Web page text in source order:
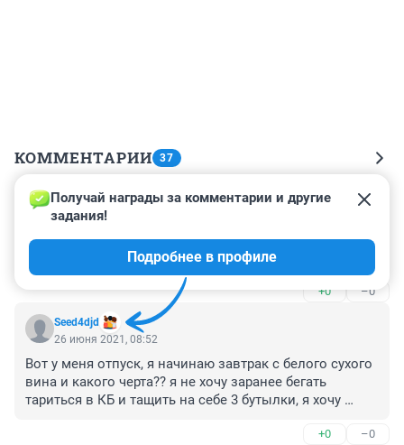
КОММЕНТАРИИ 37
Гость
24 июля 2021, 18:50
Просто спаивают народ ! А народ у нас запасливый!
Возмёт всё с хорошим запасом....
+0 –0
Seed4djd
Получай награды за комментарии и другие
задания!
Подробнее в профиле
26 июня 2021, 08:52
Вот у меня отпуск, я начинаю завтрак с белого сухого
вина и какого черта?? я не хочу заранее бегать
тариться в КБ и тащить на себе 3 бутылки, я хочу
бутылочку белого, но нет! сегодня мне испоганили
+0 –0